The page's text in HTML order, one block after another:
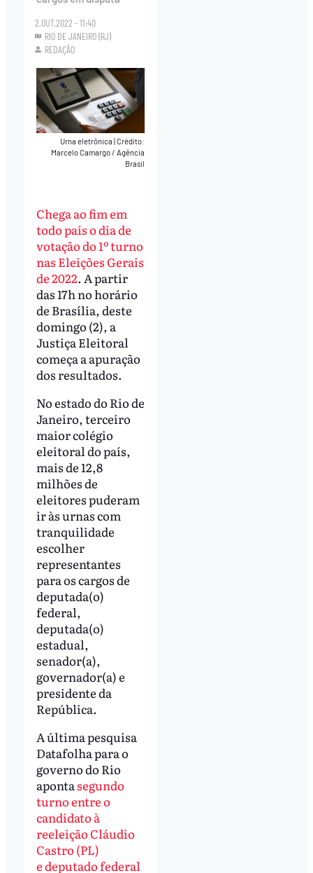
2.OUT.2022 - 11:40
RIO DE JANEIRO (RJ)
REDAÇÃO
Urna eletrônica Crédito:
Marcelo Camargo / Agência
Brasil
Chega ao fim em
todo país o dia de
votação do 1º turno
nas Eleições Gerais
de 2022. A partir
das 17h no horário
de Brasília, deste
domingo (2), a
Justiça Eleitoral
começa a apuração
dos resultados.
No estado do Rio de
Janeiro, terceiro
maior colégio
eleitoral do país,
mais de 12,8
milhões de
eleitores puderam
ir às urnas com
tranquilidade
escolher
representantes
para os cargos de
deputada(o)
federal,
deputada(o)
estadual,
senador(a),
governador(a) e
presidente da
República.
A última pesquisa
Datafolha para o
governo do Rio
aponta segundo
turno entre o
candidato à
reeleição Cláudio
Castro (PL)
e deputado federal